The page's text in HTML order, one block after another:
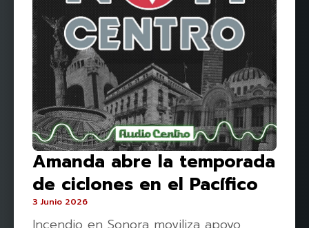
Amanda abre la temporada
de ciclones en el Pacífico
3 Junio 2026